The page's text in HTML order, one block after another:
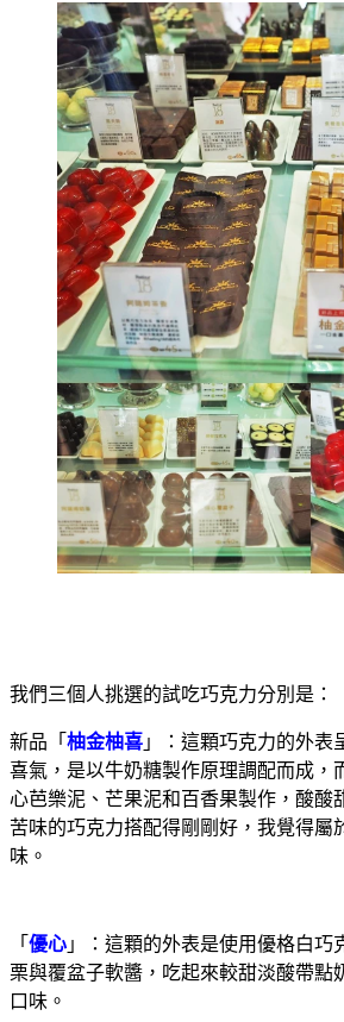
我們三個人挑選的試吃巧克力分別是：
新品「 柚金柚喜 」：這顆巧克力的外表
喜氣，是以牛奶糖製作原理調配而成，
心芭樂泥、芒果泥和百香果製作，酸酸
苦味的巧克力搭配得剛剛好，我覺得屬
味。
「 優心 」：這顆的外表是使用優格白巧
栗與覆盆子軟醬，吃起來較甜淡酸帶點
口味。